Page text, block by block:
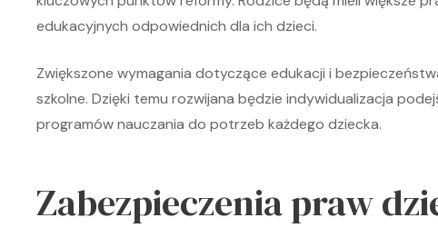
edukacyjnych odpowiednich dla ich dzieci.
Zwiększone wymagania dotyczące edukacji i
szkolne. Dzięki temu rozwijana będzie indywidualizacja
programów nauczania do potrzeb każdego dziecka.
Zabezpieczenia praw